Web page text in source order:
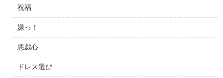
祝福
嫌っ！
悪戯心
ドレス選び